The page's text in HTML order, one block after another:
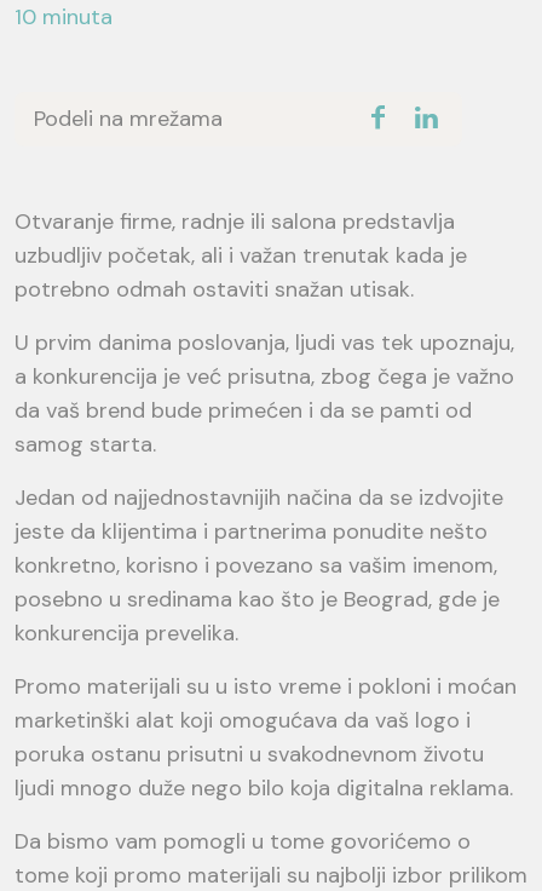
10 minuta
Podeli na mrežama
Otvaranje firme, radnje ili salona predstavlja
uzbudljiv početak, ali i važan trenutak kada je
potrebno odmah ostaviti snažan utisak.
U prvim danima poslovanja, ljudi vas tek upoznaju,
a konkurencija je već prisutna, zbog čega je važno
da vaš brend bude primećen i da se pamti od
samog starta.
Jedan od najjednostavnijih načina da se izdvojite
jeste da klijentima i partnerima ponudite nešto
konkretno, korisno i povezano sa vašim imenom,
posebno u sredinama kao što je Beograd, gde je
konkurencija prevelika.
Promo materijali su u isto vreme i pokloni i moćan
marketinški alat koji omogućava da vaš logo i
poruka ostanu prisutni u svakodnevnom životu
ljudi mnogo duže nego bilo koja digitalna reklama.
Da bismo vam pomogli u tome govorićemo o
tome koji promo materijali su najbolji izbor prilikom